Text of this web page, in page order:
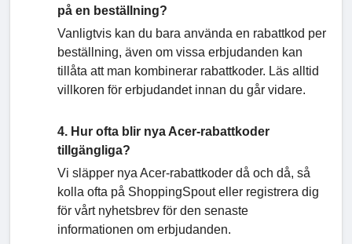
på en beställning?
Vanligtvis kan du bara använda en rabattkod per
beställning, även om vissa erbjudanden kan
tillåta att man kombinerar rabattkoder. Läs alltid
villkoren för erbjudandet innan du går vidare.
4. Hur ofta blir nya Acer-rabattkoder
tillgängliga?
Vi släpper nya Acer-rabattkoder då och då, så
kolla ofta på ShoppingSpout eller registrera dig
för vårt nyhetsbrev för den senaste
informationen om erbjudanden.